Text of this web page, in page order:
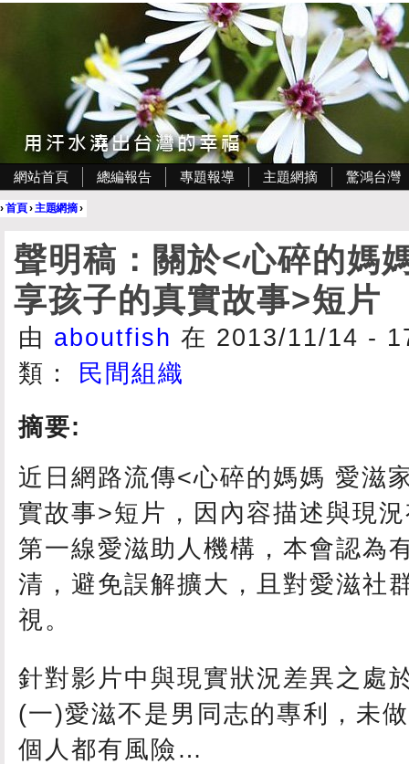
網站首頁 總編報告 專題報導 主題網摘 驚鴻台灣
›首頁›主題網摘›
聲明稿：關於<心碎的媽
享孩子的真實故事>短片
由 aboutfish 在 2013/11/14 -
類：
民間組織
摘要:
近日網路流傳<心碎的媽媽 愛滋
實故事>短片，因內容描述與現
第一線愛滋助人機構，本會認為
清，避免誤解擴大，且對愛滋社
視。
針對影片中與現實狀況差異之處
(一)愛滋不是男同志的專利，未
個人都有風險…